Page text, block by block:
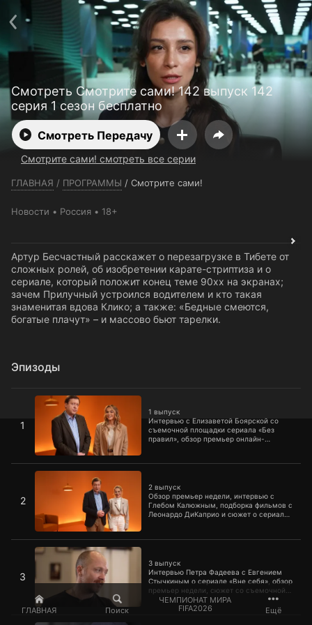
ГЛАВНАЯ Поиск
ЧЕМПИОНАТ МИРА
FIFA2026
Ещё
Смотреть Смотрите сами! 142 выпуск 142
серия 1 сезон бесплатно
Смотреть Передачу
Смотрите сами! смотреть все серии
ГЛАВНАЯ / ПРОГРАММЫ / Смотрите сами!
Новости Россия 18+
Артур Бесчастный расскажет о перезагрузке в Тибете от
сложных ролей, об изобретении карате-стриптиза и о
сериале, который положит конец теме 90хх на экранах;
зачем Прилучный устроился водителем и кто такая
знаменитая вдова Клико; а также: «Бедные смеются,
богатые плачут» – и массово бьют тарелки.
Эпизоды
1
1 выпуск
Интервью с Елизаветой Боярской со
съемочной площадки сериала «Без
правил», обзор премьер онлайн-
1 выпуск
2
2 выпуск
Обзор премьер недели, интервью с
Глебом Калюжным, подборка фильмов с
Леонардо ДиКаприо и сюжет о сериале
2 выпуск
3
3 выпуск
Интервью Петра Фадеева с Евгением
Стычкиным о сериале «Вне себя», обзор
премьер недели, сюжет со съемочной
площадки сериала «БиХэппи» и сюжет о
сериале «Вселенная Хакинга» и работе
3 выпуск
4 выпуск
+7 (727) 323 10 92
Пользовательское соглашение
Политика конфиденциальности
Открыть приложение
Ввести промокод